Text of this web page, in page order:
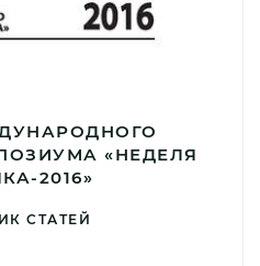
«НЕДЕЛЯ
2016»
СТАТЕЙ